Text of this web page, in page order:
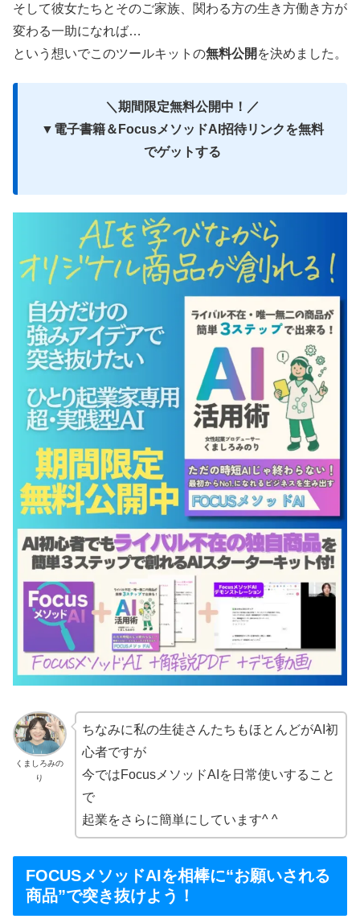
そして彼女たちとそのご家族、関わる方の生き方働き方が
変わる一助になれば…
という想いでこのツールキットの無料公開 を決めました。
＼期間限定無料公開中！／
▼電子書籍＆FocusメソッドAI招待リンクを無料
でゲットする
くましろみの
り
ちなみに私の生徒さんたちもほとんどがAI初
心者ですが
今ではFocusメソッドAIを日常使いすること
で
起業をさらに簡単にしています^ ^
FOCUSメソッドAIを相棒に“お願いされる
商品”で突き抜けよう！